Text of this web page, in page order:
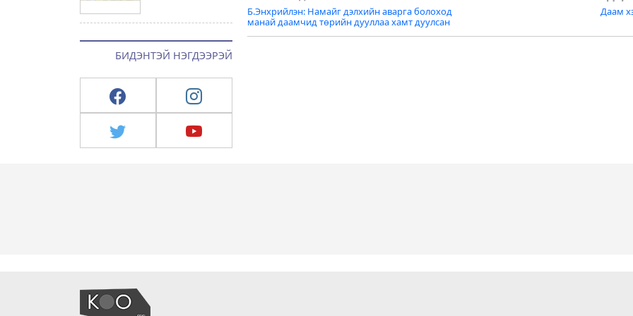
БИДЭНТЭЙ НЭГДЭЭРЭЙ
navigation
Б.Энхрийлэн: Намайг дэлхийн аварга болоход
манай даамчид төрийн дууллаа хамт дуулсан
Даам